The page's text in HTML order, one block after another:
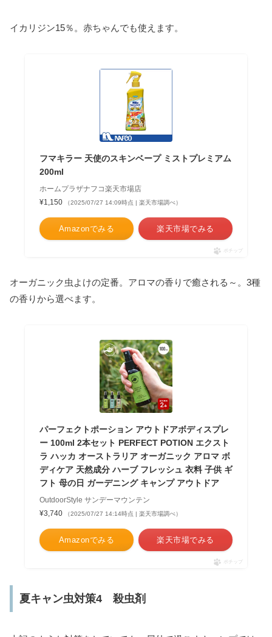
イカリジン15％。赤ちゃんでも使えます。
フマキラー 天使のスキンベープ ミストプレミアム
200ml
ホームプラザナフコ楽天市場店
¥1,150
（2025/07/27 14:09時点 | 楽天市場調べ）
Amazonでみる 楽天市場でみる
ポチップ
オーガニック虫よけの定番。アロマの香りで癒される～。3種
の香りから選べます。
パーフェクトポーション アウトドアボディスプレ
ー 100ml 2本セット PERFECT POTION エクスト
ラ ハッカ オーストラリア オーガニック アロマ ボ
ディケア 天然成分 ハーブ フレッシュ 衣料 子供 ギ
フト 母の日 ガーデニング キャンプ アウトドア
OutdoorStyle サンデーマウンテン
¥3,740
（2025/07/27 14:14時点 | 楽天市場調べ）
Amazonでみる 楽天市場でみる
ポチップ
夏キャン虫対策4 殺虫剤